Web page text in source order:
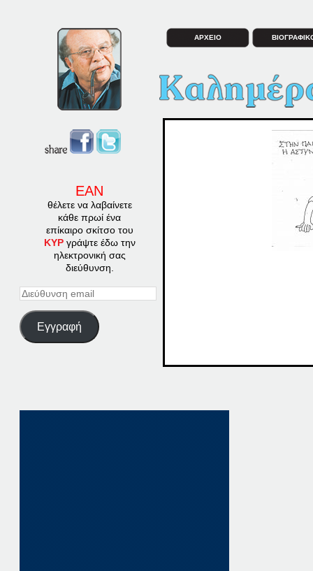
ΕΑΝ
θέλετε να λαβαίνετε
κάθε πρωί ένα
επίκαιρο σκίτσο του
ΚΥΡγράψτε έδω την
ηλεκτρονική σας
διεύθυνση.
Διεύθυνση
Εγγραφή
ΑΡΧΕΙΟ